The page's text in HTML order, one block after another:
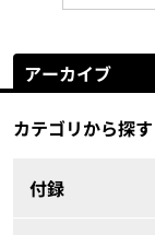
アーカイブ
カテゴリから探す
付録